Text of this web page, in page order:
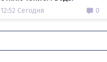
12:52 Сегодня 0